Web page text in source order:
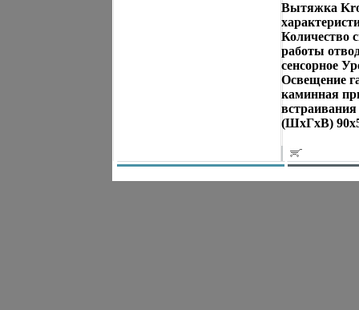
Вытяжка
Количество
работы
сенсорное
Освещение
каминная
(ШxГxВ)